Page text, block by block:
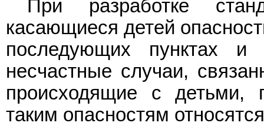
При разработке
касающиеся детей
последующих пунктах
несчастные случаи,
происходящие с детьми,
таким опасностям